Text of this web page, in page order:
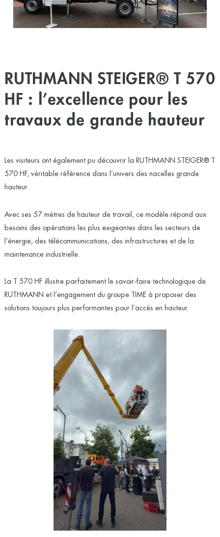
RUTHMANN STEIGER® T 570
HF : l’excellence pour les
travaux de grande hauteur
Les visiteurs ont également pu découvrir la RUTHMANN STEIGER® T
570 HF, véritable référence dans l’univers des nacelles grande
hauteur.
Avec ses 57 mètres de hauteur de travail, ce modèle répond aux
besoins des opérations les plus exigeantes dans les secteurs de
l’énergie, des télécommunications, des infrastructures et de la
maintenance industrielle.
La T 570 HF illustre parfaitement le savoir-faire technologique de
RUTHMANN et l’engagement du groupe TIME à proposer des
solutions toujours plus performantes pour l’accès en hauteur.